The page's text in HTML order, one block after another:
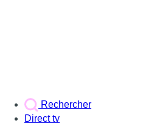
Rechercher
Direct tv